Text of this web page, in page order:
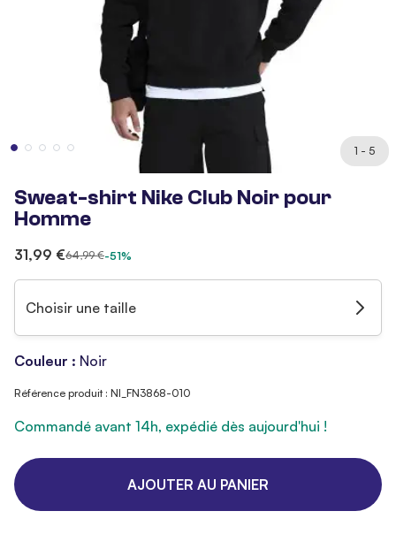
1 - 5
Sweat-shirt Nike Club Noir pour
Homme
31,99 €64,99 €-51%
Choisir une taille
Couleur : Noir
Référence produit : NI_FN3868-010
Commandé avant 14h, expédié dès aujourd'hui !
AJOUTER AU PANIER